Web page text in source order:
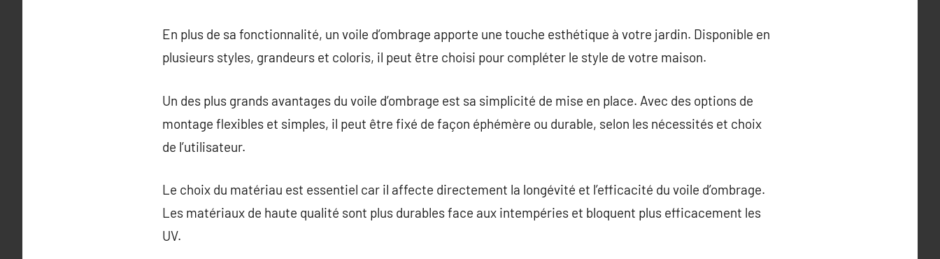
En plus de sa fonctionnalité, un voile d’ombrage apporte une touche esthétique à votre jardin. Disponible en
plusieurs styles, grandeurs et coloris, il peut être choisi pour compléter le style de votre maison.
Un des plus grands avantages du voile d’ombrage est sa simplicité de mise en place. Avec des options de
montage flexibles et simples, il peut être fixé de façon éphémère ou durable, selon les nécessités et choix
de l’utilisateur.
Le choix du matériau est essentiel car il affecte directement la longévité et l’efficacité du voile d’ombrage.
Les matériaux de haute qualité sont plus durables face aux intempéries et bloquent plus efficacement les
UV.